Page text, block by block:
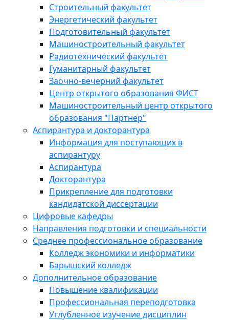
Строительный факультет
Энергетический факультет
Подготовительный факультет
Машиностроительный факультет
Радиотехнический факультет
Гуманитарный факультет
Заочно-вечерний факультет
Центр открытого образования ФИСТ
Машиностроительный центр открытого
образования "Партнер"
Аспирантура и докторантура
Информация для поступающих в
аспирантуру
Аспирантура
Докторантура
Прикрепление для подготовки
кандидатской диссертации
Цифровые кафедры
Направления подготовки и специальности
Среднее профессиональное образование
Колледж экономики и информатики
Барышский колледж
Дополнительное образование
Повышение квалификации
Профессиональная переподготовка
Углубленное изучение дисциплин